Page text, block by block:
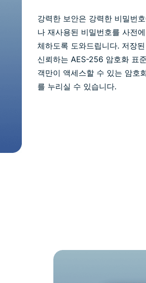
강력한 보안은 강력한 비밀번
나 재사용된 비밀번호를 사전
체하도록 도와드립니다. 저장
신뢰하는 AES-256 암호화 표
객만이 액세스할 수 있는 암호
를 누리실 수 있습니다.